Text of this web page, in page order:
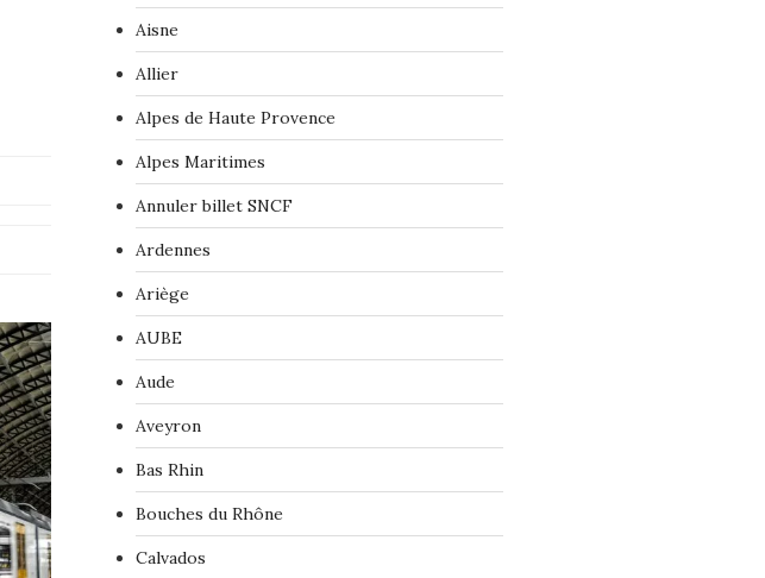
Aisne
Allier
Alpes de Haute Provence
Alpes Maritimes
Annuler billet SNCF
Ardennes
Ariège
AUBE
Aude
Aveyron
Bas Rhin
Bouches du Rhône
Calvados